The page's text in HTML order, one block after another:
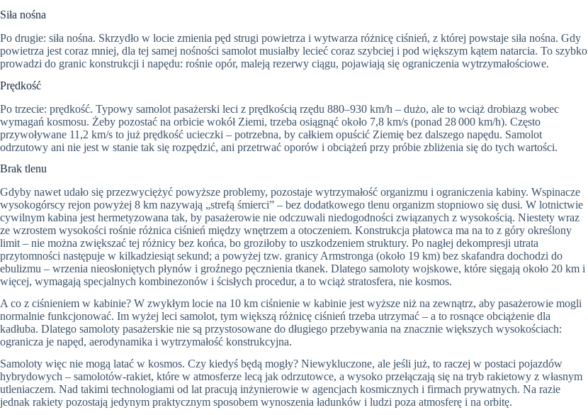
Siła nośna
Po drugie: siła nośna. Skrzydło w locie zmienia pęd strugi powietrza i wytwarza różnicę ciśnień, z której powstaje siła nośna. Gdy
powietrza jest coraz mniej, dla tej samej nośności samolot musiałby lecieć coraz szybciej i pod większym kątem natarcia. To szybko
prowadzi do granic konstrukcji i napędu: rośnie opór, maleją rezerwy ciągu, pojawiają się ograniczenia wytrzymałościowe.
Prędkość
Po trzecie: prędkość. Typowy samolot pasażerski leci z prędkością rzędu 880–930 km/h – dużo, ale to wciąż drobiazg wobec
wymagań kosmosu. Żeby pozostać na orbicie wokół Ziemi, trzeba osiągnąć około 7,8 km/s (ponad 28 000 km/h). Często
przywoływane 11,2 km/s to już prędkość ucieczki – potrzebna, by całkiem opuścić Ziemię bez dalszego napędu. Samolot
odrzutowy ani nie jest w stanie tak się rozpędzić, ani przetrwać oporów i obciążeń przy próbie zbliżenia się do tych wartości.
Brak tlenu
Gdyby nawet udało się przezwyciężyć powyższe problemy, pozostaje wytrzymałość organizmu i ograniczenia kabiny. Wspinacze
wysokogórscy rejon powyżej 8 km nazywają „strefą śmierci” – bez dodatkowego tlenu organizm stopniowo się dusi. W lotnictwie
cywilnym kabina jest hermetyzowana tak, by pasażerowie nie odczuwali niedogodności związanych z wysokością. Niestety wraz
ze wzrostem wysokości rośnie różnica ciśnień między wnętrzem a otoczeniem. Konstrukcja płatowca ma na to z góry określony
limit – nie można zwiększać tej różnicy bez końca, bo groziłoby to uszkodzeniem struktury. Po nagłej dekompresji utrata
przytomności następuje w kilkadziesiąt sekund; a powyżej tzw. granicy Armstronga (około 19 km) bez skafandra dochodzi do
ebulizmu – wrzenia nieosłoniętych płynów i groźnego pęcznienia tkanek. Dlatego samoloty wojskowe, które sięgają około 20 km i
więcej, wymagają specjalnych kombinezonów i ścisłych procedur, a to wciąż stratosfera, nie kosmos.
A co z ciśnieniem w kabinie? W zwykłym locie na 10 km ciśnienie w kabinie jest wyższe niż na zewnątrz, aby pasażerowie mogli
normalnie funkcjonować. Im wyżej leci samolot, tym większą różnicę ciśnień trzeba utrzymać – a to rosnące obciążenie dla
kadłuba. Dlatego samoloty pasażerskie nie są przystosowane do długiego przebywania na znacznie większych wysokościach:
ogranicza je napęd, aerodynamika i wytrzymałość konstrukcyjna.
Samoloty więc nie mogą latać w kosmos. Czy kiedyś będą mogły? Niewykluczone, ale jeśli już, to raczej w postaci pojazdów
hybrydowych – samolotów‑rakiet, które w atmosferze lecą jak odrzutowce, a wysoko przełączają się na tryb rakietowy z własnym
utleniaczem. Nad takimi technologiami od lat pracują inżynierowie w agencjach kosmicznych i firmach prywatnych. Na razie
jednak rakiety pozostają jedynym praktycznym sposobem wynoszenia ładunków i ludzi poza atmosferę i na orbitę.